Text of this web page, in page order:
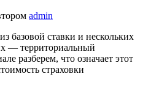
admin
базовой ставки и нескольких
— территориальный
разберем, что означает этот
страховки